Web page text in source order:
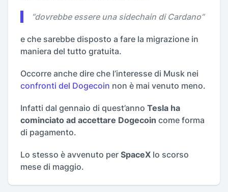
“dovrebbe essere una sidechain di Cardano”
e che sarebbe disposto a fare la migrazione in
maniera del tutto gratuita.
Occorre anche dire che l’interesse di Musk nei
confronti del Dogecoin non è mai venuto meno.
Infatti dal gennaio di quest’anno Tesla ha
cominciato ad accettare Dogecoin come forma
di pagamento.
Lo stesso è avvenuto per SpaceX lo scorso
mese di maggio.